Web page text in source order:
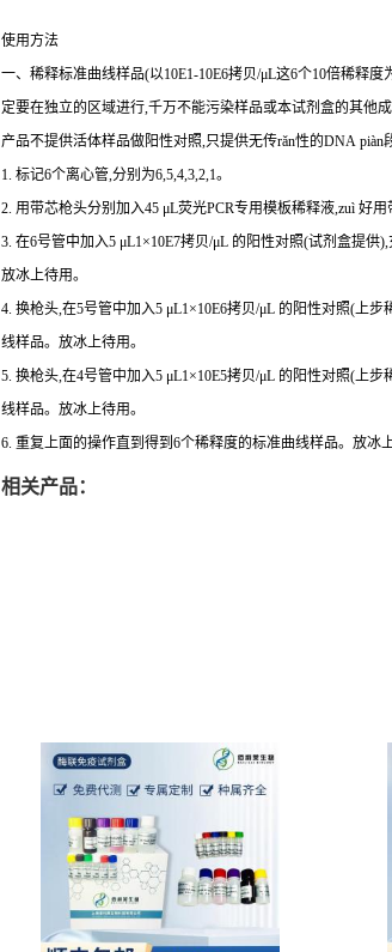
使用方法
一、稀释标准曲线样品(以10E1-10E6拷贝/μL这6个10倍稀释
定要在独立的区域进行,千万不能污染样品或本试剂盒的其他
产品不提供活体样品做阳性对照,只提供无传rǎn性的DNA piàn
1. 标记6个离心管,分别为6,5,4,3,2,1。
2. 用带芯枪头分别加入45 μL荧光PCR专用模板稀释液,zuì 好用
3. 在6号管中加入5 μL1×10E7拷贝/μL 的阳性对照(试剂盒提供
放冰上待用。
4. 换枪头,在5号管中加入5 μL1×10E6拷贝/μL 的阳性对照(上
线样品。放冰上待用。
5. 换枪头,在4号管中加入5 μL1×10E5拷贝/μL 的阳性对照(上
线样品。放冰上待用。
6. 重复上面的操作直到得到6个稀释度的标准曲线样品。放冰上
相关产品：